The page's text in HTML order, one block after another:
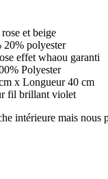
et beige
20% polyester
effet whaou garanti
Polyester
x Longueur 40 cm
fil brillant violet
intérieure mais